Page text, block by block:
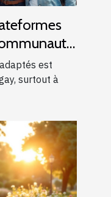
est
surtout à